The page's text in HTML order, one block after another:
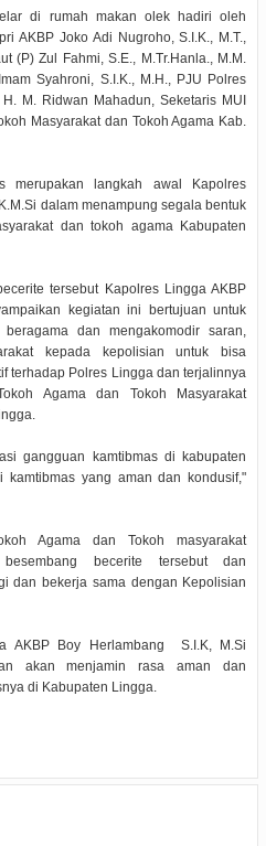
di rumah makan olek hadiri oleh
AKBP Joko Adi Nugroho, S.I.K., M.T.,
(P) Zul Fahmi, S.E., M.Tr.Hanla., M.M.
Syahroni, S.I.K., M.H., PJU Polres
M. Ridwan Mahadun, Seketaris MUI
Masyarakat dan Tokoh Agama Kab.
merupakan langkah awal Kapolres
dalam menampung segala bentuk
dan tokoh agama Kabupaten
tersebut Kapolres Lingga AKBP
kegiatan ini bertujuan untuk
dan mengakomodir saran,
kepada kepolisian untuk bisa
terhadap Polres Lingga dan terjalinnya
Agama dan Tokoh Masyarakat
gangguan kamtibmas di kabupaten
kamtibmas yang aman dan kondusif,"
Agama dan Tokoh masyarakat
becerite tersebut dan
dan bekerja sama dengan Kepolisian
AKBP Boy Herlambang S.I.K, M.Si
akan menjamin rasa aman dan
di Kabupaten Lingga.